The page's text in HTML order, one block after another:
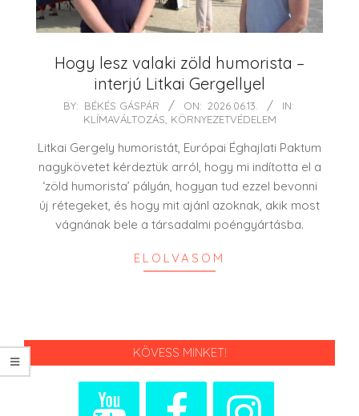
Hogy lesz valaki zöld humorista –
interjú Litkai Gergellyel
2026-
13
BY: BÉKÉS GÁSPÁR ON: 2026.06.13.
IN:
KLÍMAVÁLTOZÁS, KÖRNYEZETVÉDELEM
Litkai Gergely humoristát, Európai Éghajlati Paktum
nagykövetet kérdeztük arról, hogy mi indította el a
‘zöld humorista’ pályán, hogyan tud ezzel bevonni
új rétegeket, és hogy mit ajánl azoknak, akik most
vágnának bele a társadalmi poéngyártásba.
ELOLVASOM
KÖVESS MINKET!